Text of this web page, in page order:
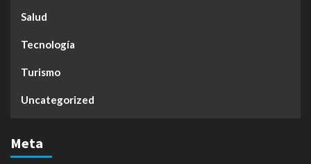
Salud
Tecnología
Turismo
Uncategorized
Meta